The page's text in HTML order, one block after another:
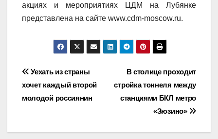
акциях и мероприятиях ЦДМ на Лубянке
представлена на сайте www.cdm-moscow.ru.
Навигация
по
В столице проходит
стройка тоннеля между
станциями БКЛ метро
«Зюзино»
Уехать из страны
хочет каждый второй
молодой россиянин